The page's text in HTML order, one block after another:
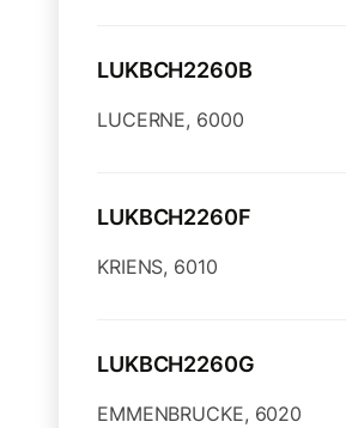
LUKBCH2260B
LUCERNE, 6000
LUKBCH2260F
KRIENS, 6010
LUKBCH2260G
EMMENBRUCKE, 6020